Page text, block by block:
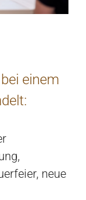
einem
neue